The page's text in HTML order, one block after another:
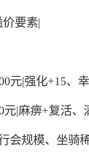
要素|
元|强化+15、
元|麻痹+复活、
会规模、坐骑